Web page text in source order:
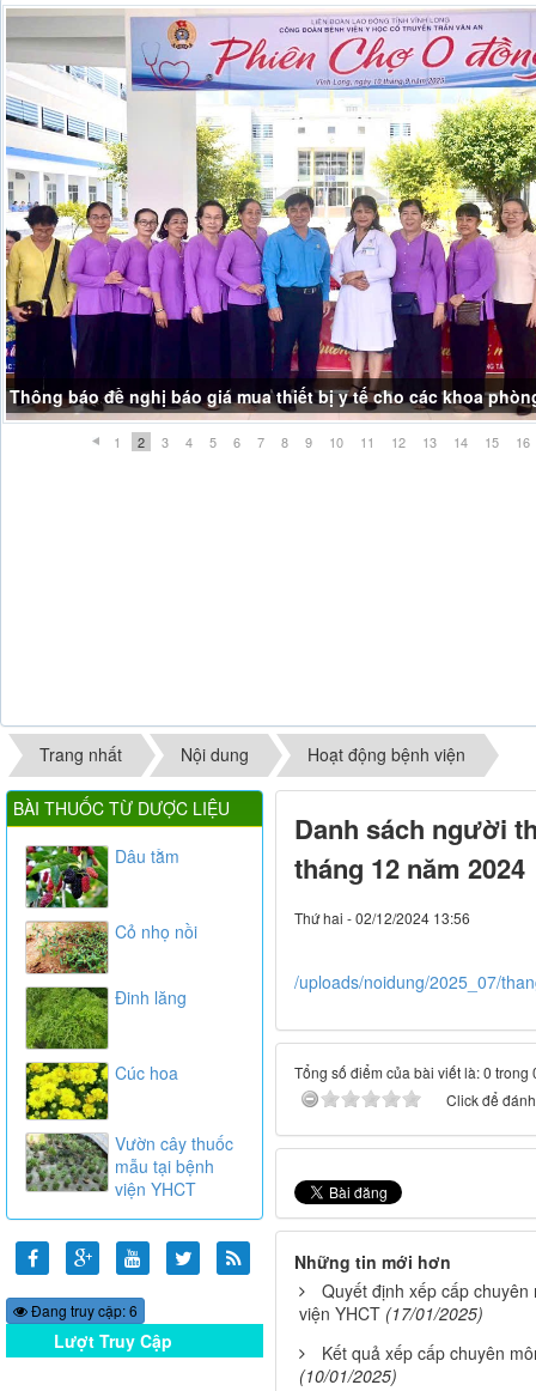
Thông báo đề nghị báo giá mua thiết bị y tế cho các khoa
1 2 3 4 5 6 7 8 9 10 11 12 13 14 15 16
Trang nhất Nội dung Hoạt động bệnh viện
Danh sách người
tháng 12 năm 2024
Thứ hai - 02/12/2024 13:56
/uploads/noidung/2025_07/
Tổng số điểm của bài viết là: 0 trong
Click để
Những tin mới hơn
Quyết định xếp cấp
viện YHCT (17/01/2025)
Kết quả xếp cấp chuyên
(10/01/2025)
BÀI THUỐC TỪ DƯỢC LIỆU
Dâu tằm
Cỏ nhọ nồi
Đinh lăng
Cúc hoa
Vườn cây thuốc
mẫu tại bệnh
viện YHCT
Đang truy cập: 6
Lượt Truy Cập
Online